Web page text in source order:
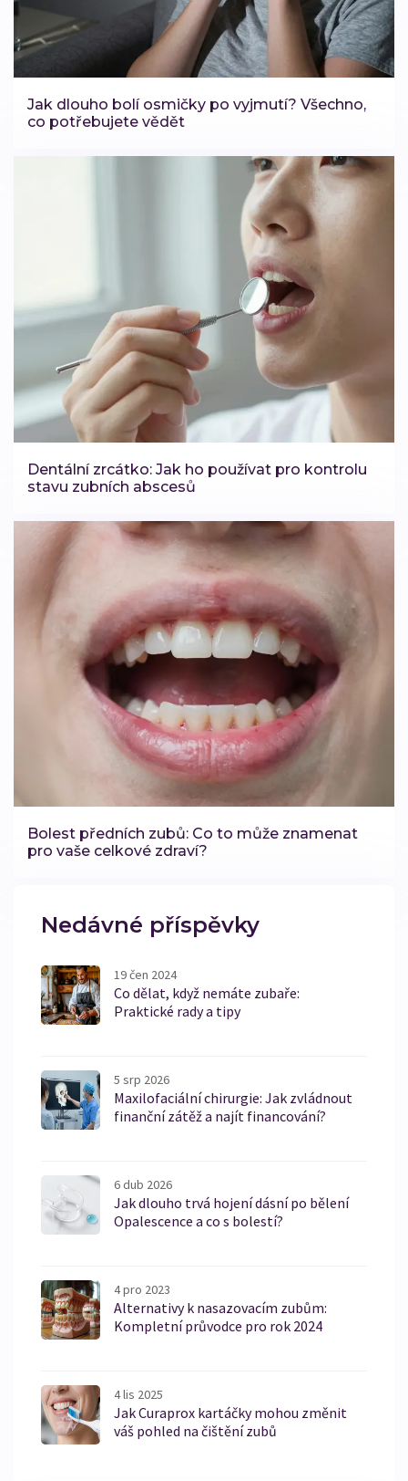
Jak dlouho bolí osmičky po vyjmutí? Všechno,
co potřebujete vědět
Dentální zrcátko: Jak ho používat pro kontrolu
stavu zubních abscesů
Bolest předních zubů: Co to může znamenat
pro vaše celkové zdraví?
Nedávné příspěvky
19 čen 2024
Co dělat, když nemáte zubaře:
Praktické rady a tipy
5 srp 2026
Maxilofaciální chirurgie: Jak zvládnout
finanční zátěž a najít financování?
6 dub 2026
Jak dlouho trvá hojení dásní po bělení
Opalescence a co s bolestí?
4 pro 2023
Alternativy k nasazovacím zubům:
Kompletní průvodce pro rok 2024
4 lis 2025
Jak Curaprox kartáčky mohou změnit
váš pohled na čištění zubů